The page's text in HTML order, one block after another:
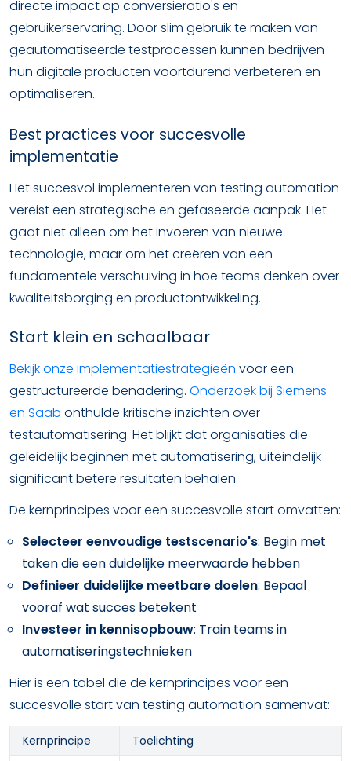
directe impact op conversieratio's en
gebruikerservaring. Door slim gebruik te maken van
geautomatiseerde testprocessen kunnen bedrijven
hun digitale producten voortdurend verbeteren en
optimaliseren.
Best practices voor succesvolle
implementatie
Het succesvol implementeren van testing automation
vereist een strategische en gefaseerde aanpak. Het
gaat niet alleen om het invoeren van nieuwe
technologie, maar om het creëren van een
fundamentele verschuiving in hoe teams denken over
kwaliteitsborging en productontwikkeling.
Start klein en schaalbaar
Bekijk onze implementatiestrategieën voor een
gestructureerde benadering. Onderzoek bij Siemens
en Saab onthulde kritische inzichten over
testautomatisering. Het blijkt dat organisaties die
geleidelijk beginnen met automatisering, uiteindelijk
significant betere resultaten behalen.
De kernprincipes voor een succesvolle start omvatten:
Selecteer eenvoudige testscenario's: Begin met
taken die een duidelijke meerwaarde hebben
Definieer duidelijke meetbare doelen: Bepaal
vooraf wat succes betekent
Investeer in kennisopbouw: Train teams in
automatiseringstechnieken
Hier is een tabel die de kernprincipes voor een
succesvolle start van testing automation samenvat:
Kernprincipe
Toelichting